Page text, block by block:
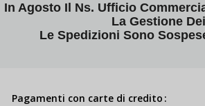
In Agosto Il Ns. Ufficio
La Gestione
Le Spedizioni Sono
Pagamenti con carte di credito